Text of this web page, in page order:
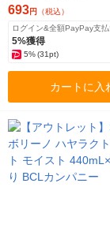
ークラブ
693円 （税込）
ログイン&全額PayPay支
5%獲得
5%(31pt)
カートに入